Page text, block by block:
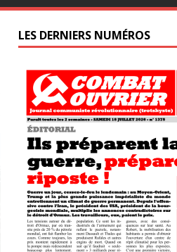
LES DERNIERS NUMÉROS